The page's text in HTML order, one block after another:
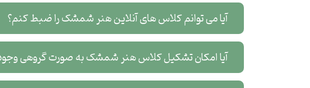
آیا می توانم کلاس های آنلاین هنر شمشک را ضبط کنم؟
آیا امکان تشکیل کلاس هنر شمشک به صورت گروهی وجود